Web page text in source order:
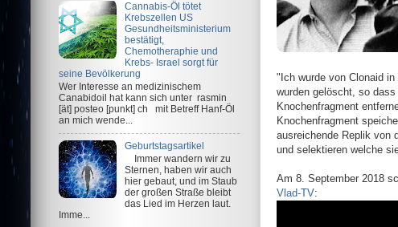
"Ich wurde von Clonaid
wurden gelöscht, so
Knochenfragment
Knochenfragment
ausreichende Replik von
und selektieren welche
Am 8. September 2018
Vlad-TV:
Cannabis-Öl tötet
Krebszellen US
Gesundheitsministerium
bestätigt,
Chemotheraphie und
Krebs- Israel sorgt für
seine Bevölkerung
Wer Interesse an medizinischem
Canabidoil hat kann sich unter rasmin
[ät] posteo [punkt] ch mit Betreff Hanf-Öl
an mich wende...
Geburtstagsartikel
Immer wandern wir zu
Sternen, haben wir auch
hier gebaut, und im Staub
der großen Straße bleibt
das Lied im Herzen laut.
Imme...